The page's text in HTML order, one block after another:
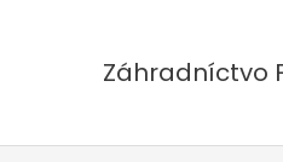
Záhradníctvo